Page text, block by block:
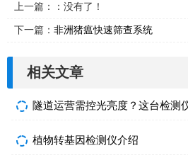
上一篇：：没有了！
下一篇： 非洲猪瘟快速筛查系统
相关文章
植物转基因检测仪介绍